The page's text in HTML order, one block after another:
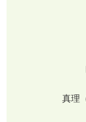
真理